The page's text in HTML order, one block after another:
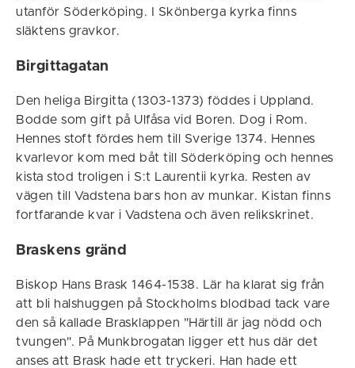
utanför Söderköping. I Skönberga kyrka finns
släktens gravkor.
Birgittagatan
Den heliga Birgitta (1303-1373) föddes i Uppland.
Bodde som gift på Ulfåsa vid Boren. Dog i Rom.
Hennes stoft fördes hem till Sverige 1374. Hennes
kvarlevor kom med båt till Söderköping och hennes
kista stod troligen i S:t Laurentii kyrka. Resten av
vägen till Vadstena bars hon av munkar. Kistan finns
fortfarande kvar i Vadstena och även relikskrinet.
Braskens gränd
Biskop Hans Brask 1464-1538. Lär ha klarat sig från
att bli halshuggen på Stockholms blodbad tack vare
den så kallade Brasklappen "Härtill är jag nödd och
tvungen". På Munkbrogatan ligger ett hus där det
anses att Brask hade ett tryckeri. Han hade ett